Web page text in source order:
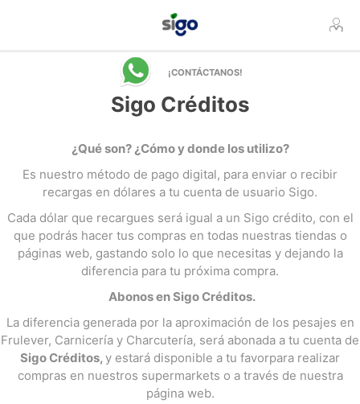
¡CONTÁCTANOS!
Sigo Créditos
¿Qué son? ¿Cómo y donde los utilizo?
Es nuestro método de pago digital, para enviar o recibir
recargas en dólares a tu cuenta de usuario Sigo.
Cada dólar que recargues será igual a un Sigo crédito, con el
que podrás hacer tus compras en todas nuestras tiendas o
páginas web, gastando solo lo que necesitas y dejando la
diferencia para tu próxima compra.
Abonos en Sigo Créditos.
La diferencia generada por la aproximación de los pesajes en
Frulever, Carnicería y Charcutería, será abonada a tu cuenta de
Sigo Créditos,y estará disponible a tu favorpara realizar
compras en nuestros supermarkets o a través de nuestra
página web.